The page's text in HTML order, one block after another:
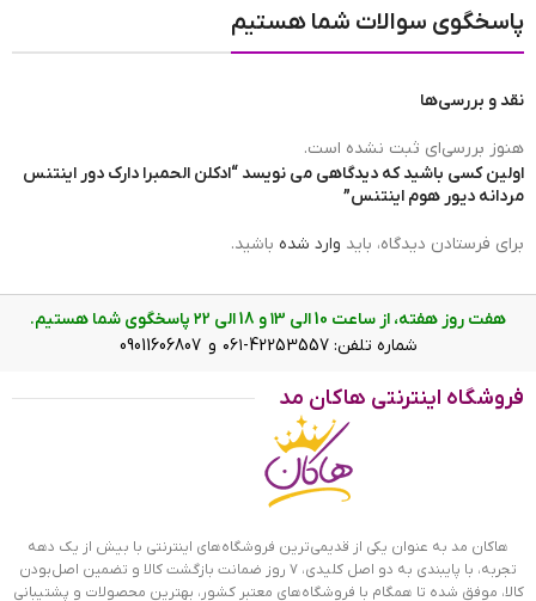
ادکلن الحمبرا دارک دور اینتنس مردانه
ادکلن دارک دور اینتنس؛ بهترین
جایگزین برای ادکلن دیور هوم اینتنس
ادکلن دارک دور اینتنس میسون الحمبرا مشابه با Dior Homme
Intense از برند Dior است. ادکلن دارک دور اینتنس اصل اماراتی از
پاسخگوی سوالات شما هستیم
نقد و بررسی‌ها
هنوز بررسی‌ای ثبت نشده است.
اولین کسی باشید که دیدگاهی می نویسد “ادکلن الحمبرا دارک دور اینتنس
مردانه دیور هوم اینتنس”
برای فرستادن دیدگاه، باید وارد شده باشید.
هفت روز هفته، از ساعت 10 الی ۱3 و 18 الی ۲2 پاسخگوی شما هستیم.
شماره تلفن: 42253557-۰۶۱ و 09011606807
فروشگاه اینترنتی هاکان مد
هاکان مد به عنوان یکی از قدیمی‌ترین فروشگاه‌های اینترنتی با بیش از یک دهه
تجربه، با پایبندی به دو اصل کلیدی، ۷ روز ضمانت بازگشت کالا و تضمین اصل‌بودن
کالا، موفق شده تا همگام با فروشگاه‌های معتبر کشور، بهترین محصولات و پشتیبانی